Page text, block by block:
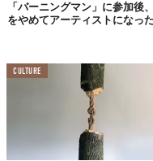
「バーニングマン」に参加後
をやめてアーティストになっ
CULTURE